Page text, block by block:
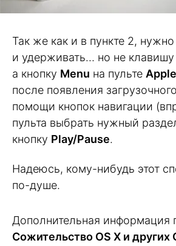
Так же как и в пункте 2,
и удерживать… но не клавишу
а кнопку Menu на пульте
после появления
помощи кнопок навигации
пульта выбрать нужный
кнопку Play/Pause.
Надеюсь, кому-нибудь этот
по-душе.
Дополнительная информация
Сожительство OS X и других